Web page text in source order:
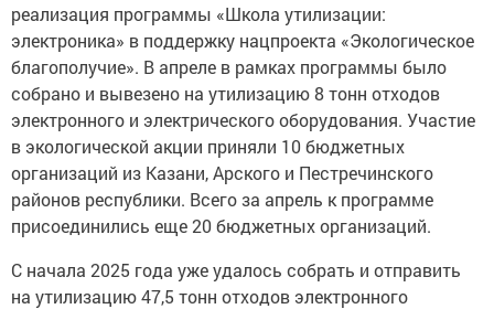
реализация программы «Школа утилизации:
электроника» в поддержку нацпроекта «Экологическое
благополучие». В апреле в рамках программы было
собрано и вывезено на утилизацию 8 тонн отходов
электронного и электрического оборудования. Участие
в экологической акции приняли 10 бюджетных
организаций из Казани, Арского и Пестречинского
районов республики. Всего за апрель к программе
присоединились еще 20 бюджетных организаций.
С начала 2025 года уже удалось собрать и отправить
на утилизацию 47,5 тонн отходов электронного